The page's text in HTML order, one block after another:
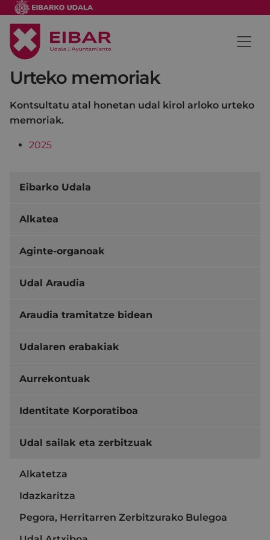
Urteko memoriak
Kontsultatu atal honetan udal kirol arloko urteko
memoriak.
2025
Eibarko Udala
Alkatea
Aginte-organoak
Udal Araudia
Araudia tramitatze bidean
Udalaren erabakiak
Aurrekontuak
Identitate Korporatiboa
Udal sailak eta zerbitzuak
Alkatetza
Idazkaritza
Pegora, Herritarren Zerbitzurako Bulegoa